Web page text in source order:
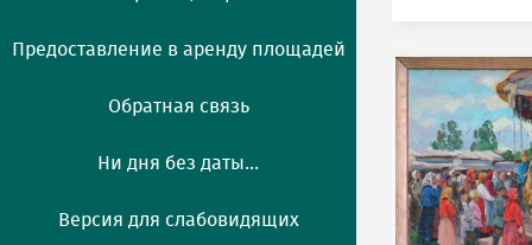
Предоставление в аренду площадей
Обратная связь
Ни дня без даты...
Версия для слабовидящих